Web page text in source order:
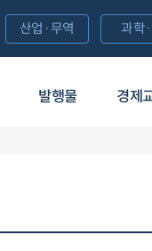
발행물 경제
산업·무역 과학